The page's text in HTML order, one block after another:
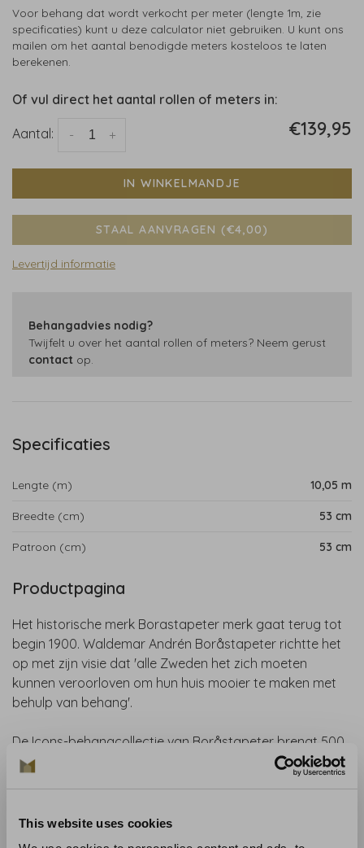
This website uses cookies
Voor behang dat wordt verkocht per meter (lengte 1m, zie
specificaties) kunt u deze calculator niet gebruiken. U kunt ons
mailen om het aantal benodigde meters kosteloos te laten
berekenen.
Of vul direct het aantal rollen of meters in:
Aantal: +
- €139,95
IN WINKELMANDJE
STAAL AANVRAGEN (€4,00)
Levertijd informatie
Behangadvies nodig?
Twijfelt u over het aantal rollen of meters? Neem gerust
contact op.
Specificaties
Lengte (m) 10,05 m
Breedte (cm) 53 cm
Patroon (cm) 53 cm
Productpagina
Het historische merk Borastapeter merk gaat terug tot
begin 1900. Waldemar Andrén Boråstapeter richtte het
op met zijn visie dat 'alle Zweden het zich moeten
kunnen veroorloven om hun huis mooier te maken met
behulp van behang'.
De Icons-behangcollectie van Boråstapeter brengt 500
jaar behangtraditie samen in een moderne, rijke collectie
gestileerde bloementapijten en speelse beeldelementen